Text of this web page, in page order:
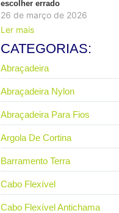
escolher errado
26 de março de 2026
Ler mais
CATEGORIAS:
Abraçadeira
Abraçadeira Nylon
Abraçadeira Para Fios
Argola De Cortina
Barramento Terra
Cabo Flexível
Cabo Flexível Antichama